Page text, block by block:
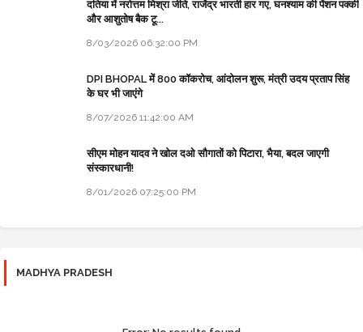
दतिया में नरोत्तम मिश्रा जीते, राजेंद्र भारती हार गए, घनश्याम की पेंशन पक्की
और आशुतोष बैक टू...
8/03/2026 06:32:00 PM
DPI BHOPAL में 800 कॉकरोच, आंदोलन शुरू, मंत्री उदय प्रताप सिंह
के घर भी जाएंगे
8/07/2026 11:42:00 AM
सीएम मोहन यादव ने खोल दओ सौगातों को पिटारा, भैया, बदल जाएगी
संस्कारधानी!
8/01/2026 07:25:00 PM
MADHYA PRADESH